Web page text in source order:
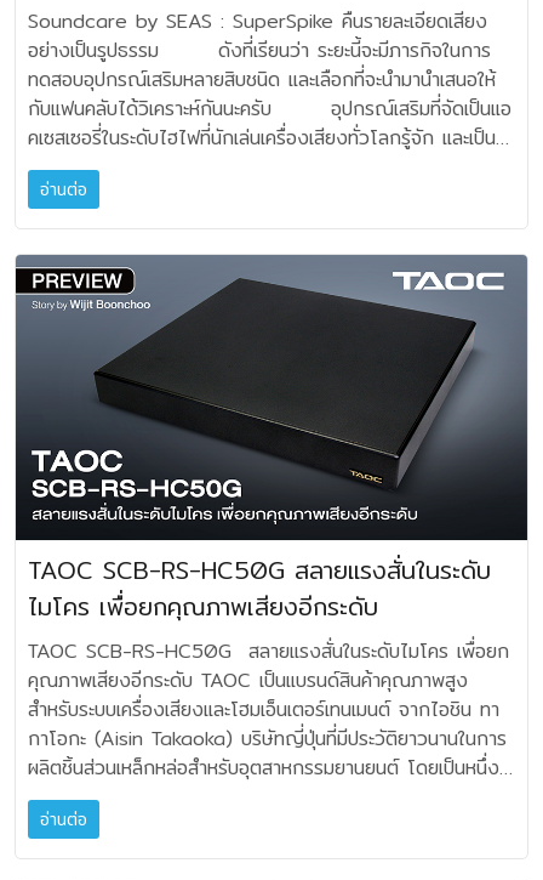
BASELINE 14 : จำนวนแกนสาย 196 เส้น ขนาดหน้าตัดสาย
2.08 mm² เป็นสายที่เหมาะสมกับระบบขนาดกลางทั่วไป และ
เหมาะกับการใช้เดินสายในระบบเครื่องเสียงมาตรฐานสูงที่ต้องการ
การควบคุมและส่งต่อพละกำลังมากขึ้น BASELINE 12 : จำนวน
แกนสาย 315 เส้น ขนาดหน้าตัดสาย 3.3 mm² เป็นสายที่เหมาะ
กับระบบที่ต้องการส่งต่อพละกำลังระดับสูง สำหรับลำโพงที่
ต้องการ การควบคุมที่ดี ให้เสียงเต็มตลอดย่าน เหมาะกับดอก
ลำโพงขนาดใหญ่ หรือลำโพงกลุ่มออดิโอไฟล์ ขนาดพื้นที่หน้าตัด
WEAVA THREAD BASELINE อาจจะดูเป็นสายพื้นๆ ไม่โดด
เด่น ไม่มีฉนวนหุ้มรอบแบบหวือหวา น่าตื่นเต้น แถมราคาก็ดูจะเบสิ
กเกินไป ระดับเมตรละ 200-600 บาท มันธรรมดาไปไหม
สำหรับบางคน.. แต่จากการทดสอบใช้งาน ถือว่าให้คุณภาพที่ดี
มาก โดยเฉพาะเมื่อเปรียบเทียบกับราคาต่อเมตรที่วางจำหน่ายละก็
ของที่มีราคาสมเหตุผลแบบนี้ ก็ไม่ใช่จะหาได้ง่ายๆ เหมือนกัน
Preview การทดสอบนี้คือผลลัพธ์ต่อการใช้งานกับซิสเต็มระ
หว่างแอมปลิไฟร์และลำโพงสองยุคสมัย คือ แอมป์คลาส D กับ
ลำโพงยุคใหม่ และแอมป์หลอดประเภท Single End กับลำโพง
ดลองสลับกันทั้งสามขนาด ข้อแนะนำ ให้สังเกตว่า สายลำโพง
เป็นเส้นคู่ ใช้ส่วนที่พิมพ์ตัวอักษรเป็นเส้นบวก (ลักษณะเป็นฉนวน
หุ้มสี่เหลี่ยม) ส่วนเส้นกลมที่ไม่มีการสกรีนอักษรเป็นเส้นลบ และ
ทริคง่ายๆ สายลำโพงชุดนี้ ไม่มีการระบุทิศทางหรือลูกศร
โดยตรง ว่าปลายเส้นทางไหนเป็นขาออกจากแอมป์ ปลายทาง
ด้านไหนเป็นขาเข้าที่ต่อกับขั้วลำโพง แต่ยึดหลักง่ายๆ คือ ใช้
ตัวอักษรที่สกรีนบนสาย ตัวสุดท้าย เป็นทางขาออกครับ คือทิศนั้น
ต่อเข้ากับลำโพง ผลสรุปคุณภาพเสียงที่ได้ ผมว่าน่าพอใจมาก
ครับ สายทั้งสามโมเดล ให้เสียงโดยรวมออกแฟลต อิ่มสะอาด
เปิดโปร่งพองาม เข้าลักษณะ Natural Sound แม้จะเป็นสาย
ขนาดพื้นที่หน้าตัดพื้นฐาน แต่สามารถให้ความถี่เสียงครบถ้วน ที่
เสียงระดับมิดเอ็นด์ขึ้นไปควรต้องมี ไม่ใช่เพียงแค่เสียงที่สะอาด
เต็มไปด้วยรายละเอียดที่ดีงามนะครับ ความแข็งแรงของ
โครงสร้างที่ออกแบบมาในลักษณะ Heavy Duty เช่นนี้ ให้
ความปลอดภัยไร้กังวลด้วยครับ เมื่อมีการจัดการระบบต้นทางไฟ
ที่ดี อุปกรณ์เครื่องเสียงที่เราใช้อยู่จะได้เปล่งศักยภาพของมัน
ออกมาอย่างเต็มที่ ความเอาใจใส่ของแต่ละท่านอาจจะไม่เท่ากันใน
เรื่องนี้ แต่ด้วยประสบการณ์ของผม อยากจะขอบอกว่าความ
บริสุทธิ์ของต้นทางนั้นคือที่สิ่งที่สำคัญที่สุด การลงทุนด้วยปัจจัย
ที่สมเหตุผลเช่นนี้ คุณค่าที่ได้รับกลับมา ย่อมรู้สึกได้จากความอิ่ม
เอมในอารมณ์ดนตรีที่ครบถ้วนมากยิ่งกว่าเดิมอย่างชัดเจน นี่และ
คือความบริสุทธิ์ของเสียงที่ได้มาจากการใช้งานอุปกรณ์ Clef
PowerBRIDGE-EX 20A ครับ Clef PowerBRIDGE-EX
20A ราคา 19,800.- บาท สนใจสอบถามรายละเอียดเพิ่มเติม
ได้ที่ Clef Audio Co., Ltd. โทร. 0-2932-5981
เหนี่ยวนำ หมายถึงความสามารถในการต้านการเปลี่ยนแปลงของ
กระแสไฟหรือการสร้างสนามแม่เหล็ก สายที่ดีต้องมีความพอ
เหมาะพอดี หรือสมดุล อีกเรื่องหนึ่งคือ Propagation Speed
ความเร็วการแพร่กระจายสัญญาณ คือความเร็วที่สัญญาณแพร่
ขยาย หรือเดินทางผ่านตัวกลาง ซึ่งมักจะช้ากว่าความเร็วแสงใน
ของฉนวนที่เลือกใช้ด้วย สิ่งเหล่านี้ ส่งผลต่อ Phase และ Time
alignment Tellurium Q มีความพยายามขั้นสูงสุดสำหรับการ
ลดไมโครดิสทอร์ชั่นของ Waveform (ความดังและความถี่เสียง
ที่เกิดขึ้นในแต่ละช่วง) ด้วยหลักการที่ว่า ถ้าสัญญาณความถี่
ของเสียงดนตรีถึงหูผู้ฟังพร้อมกัน ปราศจากความผิดเพี้ยนแม้
เล็กน้อย ก็จะทำให้คุณภาพเสียงนั้นมีความสมบูรณ์ยิ่งขึ้น อัน
เนื่องมาจากสัญญาณดนตรีมีข้อมูลเล็ก ละเอียดหยุมหยิมมาก
เช่น เสียงของเครื่องดนตรี เสียงก้องสะท้อนของห้อง รวมถึง
เอ็มเบี้ยนของสตูดิโอ จะผสมผสานกันและกัน การส่งสัญญาณ
จากต้นทางไปยังปลายทางนั้น ในอุดมคติก็คือสัญญาณทั้งสอง
จะต้องส่งผ่านด้วยความรวดเร็วหรือมีความมีความรู้สึกที่ใกล้ชิด
หรือลัดสั้นที่สุด สายของ TQ จะพัฒนาทุกองค์ประกอบ จากรุ่นสู่
รุ่น เพื่อให้สายสัญญาณมีคุณภาพดียิ่งขึ้นในทุกครั้งที่มีการ
อัพเกรด สายสัญญาณในรุ่นพัฒนาปรับปรุงใหม่ในซีรีส์ Silver
lll นั้น ก้าวข้ามความเบี่ยงเบนผิดเพี้ยน ด้วยการปรับโครงสร้าง
สายอย่างเข้มงวด และจะต้องมีการนำมาทดสอบฟัง แล้วปรับอีก
หลายครั้ง จนได้ผลลัพธ์ที่ดีที่สุด Tellurium Q Silver lll
ออกแบบเพื่อบรรลุถึง: 1. การลด Phase Distortion ความผิด
เพี้ยนทางเฟส 2. รักษา Time domain accuracy ช่วงเวลาที่
ตรงต้องต่อความจริง 3. ควบคุม Geometry และ Electrical
interaction 4. ลด Micro distortion ของ Waveform 5.
ทางทีมวิศวกรจะใช้แนวทางการฟังจริง ร่วมกับการวัดผลทาง
ห้อง Lab ดังนั้นสาย Tellurium Q Silver III จะให้เวทีเสียงที่
ลึก จุดตำแหน่งดนตรีหรือ Image แจ่มกระจ่าง รวมถึงให้โทน
รบกวนได้ แม้ในระบบที่ปรับแต่งมาอย่างละเอียดที่สุด ด้วยการ
เคลื่อนไหวเพียงเล็กน้อยเหล่านี้สามารถกระตุ้นให้เกิดการสั่น
สะเทือนทางกายภาพ และมีผลทางอ้อมในการสร้างสัญญาณ
ไฟฟ้าที่ไม่ต้องการ ภายในส่วนประกอบที่ไวต่อการสั่นสะเทือนนั้น
ด้วย อุปกรณ์ขารอง StackAudio AUVA EQ ได้รับการ
ออกแบบมาเพื่อแยกอุปกรณ์เครื่องเสียงให้ออกจากแรงสั่น
สะเทือนทั้งภายในและภายนอก ไม่ใช่เพื่อเปลี่ยนเสียง แต่เพื่อช่วย
ให้อุปกรณ์ทำงานได้อย่างเต็มศักยภาพ ทุกองค์ประกอบของ
การออกแบบได้ศึกษาข้อมูลจากการวัด การสร้างแบบจำลองทาง
คณิตศาสตร์ในห้องแล็บ และการฟังอย่างละเอียด เพื่อให้มั่นใจถึง
ประสิทธิภาพที่ทั้งถูกต้องตามหลักเทคนิคด้านกลศาสตร์และมีความ
หมายทางดนตรี เทคโนโลยีที่ผสานรวมกันระหว่าง AUVA และ
CSA จะสร้างระบบแยกแรงสั่นสะเทือนที่สมดุลอย่างเป็น
เอกลักษณ์ เพื่อเผยให้เห็นศักยภาพที่มากขึ้นของระบบไฮไฟของ
แตกต่างกัน AUVA โครงสร้างหลักที่เป็นบอดี้โลหะอลูมินั่ม
จะจัดการกับแรงสั่นสะเทือนภายในที่ต้นกำเนิด เมื่อเกิดแรงสั่น
สะเทือนจากไวเบรชั่นเล็กจากตัวเครื่องเสียง หรือการสั่นจาก
ภายนอก โดยใช้อนุภาคโลหะเล็กๆ ที่เป็นลูกปืนจิ๋วขนาดเม็ดทราย
เมื่ออนุภาคเคลื่อนที่และชนกัน พลังงานจะถูกแปลงให้เป็นความ
ร้อนและสลายไปอย่างรวดเร็ว ซึ่งจะช่วยขจัดเสียงรบกวนก่อนที่
จะส่งผลกระทบต่อเสียง เปรียบเทียบให้เห็นภาพชัดคือ เหมือนกับ
การปล่อยลูกบอลบนพื้นผิวแข็ง มันจะกระเด้ง แต่ถ้าตกลงในใน
บ่อทราย มันจะหยุดทันที ในขณะที่ CSA ที่เป็นลักษณะยางซิลิโคน
ส่วนล่าง ที่มีแชมเบอร์ จะจัดการพลังงานสั่นสะเทือนที่ส่งผลมาจ
จากพื้นผิวด้านล่าง ด้วยการแยกออกด้วยการดูดซับแรงไม่ให้ส่ง
ที่สมบูรณ์ยิ่งขึ้น โดยมุ่งเป้าไปยังเส้นทางการสั่นสะเทือนและ
ความถี่หลายเส้นทาง เพื่อสร้างสภาพแวดล้อมที่สงบ และควบคุม
Soundcare by SEAS : SuperSpike คืนรายละเอียดเสียงอย่างเป็นรูปธรรม ดังที่เรียนว่า ระยะนี้จะมีภารกิจในการทดสอบอุปกรณ์เสริมหลายสิบชนิด และเลือกที่จะนำมานำเสนอให้กับแฟนคลับได้วิเคราะห์กันนะครับ อุปกรณ์เสริมที่จัดเป็นแอคเซสเซอรี่ในระดับไฮไฟที่นักเล่นเครื่องเสียงทั่วโลกรู้จัก และเป็นอีกมาตรฐานหนึ่งที่ออดิโอไฟล์ในยุโรปนิยมกันมากนั่นก็คือ Soundcare by SEAS Soundcare by SEAS หนึ่งในแบรนด์อุปกรณ์เสริมเครื่องเสียงระดับ Hi-Fi โดยเฉพาะเอกลักษณ์ของ “SuperSpike” ถือกำเนิดขึ้นมาเมื่อประมาณปี 1996 ด้วยแนวคิดจากนักเล่นเครื่องเสียงนอร์เวย์ โดยคุณ Terje Borgen โดยเขาพบว่าสไปก์แบบเดือยแหลมให้เสียงดีจริง แต่ก็มักจะมีปัญหาในเรื่องของการทำให้พื้นและเฟอร์นิเจอร์เสียหาย จึงเกิดแนวคิดออกแบบสไปก์ในรูปทรงที่ไม่ทำให้พื้นห้องเสียหายและยังคงเสริมการซับแรงสั่นสะเทือนได้ดีอีกด้วย ช่วงแรกอุปกรณ์ชิ้นนี้ถือเป็นงานฮอบบี้ควบคู่กับงานประจำของผู้ก่อตั้งในช่วงแรก มากกว่าที่จะนำออกมาขายอย่างจริงจัง ต่อมาในปี 2017 ผู้บริหาร SEAS ให้ความสนใจและรับมาผลิต รวมถึงจัดจำหน่ายในมาตรฐานอุตสาหกรรมไฮไฟ และเปิดตัวสู่สาธารณะครั้งแรกที่งาน IFA Berlin ปี 2000 ปัจจุบัน Soundcare ถูกจำหน่ายออกไปมากกว่า 50 ประเทศทั่วโลก มีกำลังการผลิตประมาณ 1 ล้านชิ้นต่อปี ชิ้นส่วนทั้งหมดผลิตในนอร์เวย์ โดยผู้ก่อตั้งยังคงทำหน้าที่ที่ปรึกษาทางด้านเทคนิคการออกแบบและด้านธุรกิจ โดยมีสินค้าตัวชูโรงคือ Superspike ที่มีอยู่ 3 รูปแบบ • Type 1 Soundcare SuperSpike - Self Adhesive Standard Model เป็นลักษณะขารอง ที่ไม่มีเกลียว ใช้วางใต้เครื่องโดยตรงแทนขารอง สำหรับวางรองใต้เครื่องแอมป์ CD player, DAC, Streamer หรือ Rack • Type 2 เป็นรุ่นที่มีเกลียว เรียกว่า Soundcare SuperSpike - Threaded Model M แบ่งเป็นขนาดมาตรฐานของ Spike คือ M6 / M8 ใช้สำหรับแทน Spike เดิมของลำโพง ลักษณะมีเกลียวที่หมุนเข้าฐานลำโพงหรือขาตั้งลำโพงได้เลย นี่คือรุ่นที่ได้รับความนิยมที่สุด ซึ่งผมก็ได้รับมาทดสอบพร้อมกันทั้งสอง Type ใช้วางรองใต้เครื่อง และรุ่นที่เป็นเกลียวก็จะใช้กับขาตั้งลำโพง • Type 3 Electronic Foot จะคล้ายกับ Type 1 หรือ Self Adhesive Standard แต่จะเป็นลักษณะหัวกลับลง ซึ่งยังไม่มีการสั่งนำเข้ามาในขณะนี้ อีกส่วนหนึ่งทางโรงงาน SEAS ผลิตสำหรับ OEM หรือติดมากับลำโพงจากโรงงาน เรียกว่า SuperSpike for Loudspeaker เทคนิคในการออกแบบ ช่วยป้องกันรอยขีดข่วน ลดแรงสั่นสะเทือน (Mechanical vibration isolation) ยึดแนวคิดเรียบง่ายแต่ลึกมากในเชิงวิศวกรรม แตกต่างจาก Spike แบบดั้งเดิมที่ต้องมีจานรองรับที่ติดตั้งยากมีอัตราเสี่ยงล้มหรือทำให้พื้นเสียหาย หลักการออกแบบเชิงเทคนิคมี 3 ขั้นตอนพร้อมกันคือ 1. การระบายแรงสั่น (Energy Drain) เพราะเมื่อดอกลำโพงทำงาน จะเกิดอาการสั่นของตู้ พลังงานส่วนเกินรวมถึงไมโครเรโซแนนซ์จากเครื่อง เพราะถ้าวางลำโพงบนพื้นตรงๆ พลังงานนี้จะ สะท้อนกลับเข้าตู้มีผลให้เบสบวม เสียงกลางขุ่น เวทีเสียงไม่นิ่ง SuperSpike ทำหน้าที่เหมือนการระบายแรงสั่นทางเดียว ส่งพลังงานลงพื้น แต่ลดการสะท้อนกลับ 2. ควบคุมพื้นที่หน้าสัมผัสของอุปกรณ์เครื่องเสียง (Controlled Contact Area) เพราะ Spike ปกติมีข้อดีตรงจุดสัมผัสเล็กมากก็จริง แต่ปัญหาคือความไม่มั่นคงและเลื่อนไถลได้ง่าย Soundcare Superspike ออกแบบให้มีเข็มแหลมโลหะแข็งตรงกลาง และประกอบด้วยเฮ้าส์ซิ่งครอบรอบนอก 3. ระบบตัดการเคลื่อนไหวระดับไมโคร Micro-Movement Suppression) สิ่งที่หลายคนไม่รู้ก็คือลำโพง “ขยับ” ตลอดเวลาในระดับไมครอน การเคลื่อนตัวที่เล็กมากนี้ทำให้จุดตำแห่งอิมเมจฟุ้ง โฟกัสเสียงบางส่วนหายไป SuperSpike ช่วยลด Micro rocking motion ทำให้ภาพพจน์เสียง เหมือนการล็อกตำแหน่งชิ้นดนตรีให้นิ่งขึ้น และที่น่าสนใจคือแบรนด์ยุโรปจำนวนมากเลือกใช้ OEM เพราะ SuperSpike ไม่เปลี่ยน Character เดิมของลำโพงนั่นเอง ผลการทดสอบ ช่วงนี้ผมใช้เวลาในการทดสอบอุปกรณ์เสริมระบบเสียงค่อนข้างเข้มข้นอยู่พอสมควร และอุปกรณ์ Soundcare Superspike สองรูปแบบนี้ ผมใช้ระยะเวลาทดสอบจริงจังประมาณ 3 สัปดาห์ จึงได้นำผลลัพธ์มาให้ได้รับทราบกันดังต่อไปนี้ ตัว Soundcare SuperSpike - Self Adhesive Standard Model รูปแบบทรงกลมขนาด 32 มิลลิเมตร (ชุด 3 ชิ้น) แนะนำให้วางโดยคำนึงถึงความบาลานซ์ของตัวเครื่องไม่ว่าจะเป็นซีดี เพลย์เยอร์ DAC สตรีมมิ่ง หรือเครื่องขยายเสียง จุดแรกที่จะต้องพิจารณาวางรอง ก็คือตรงช่วงที่มีน้ำหนักของเครื่องถ่ายเทไปทางทิศนั้นมากที่สุด อาทิจุดตำแหน่งทรานส์ฟอร์เมอร์หรือหม้อแปลงภายในเครื่อง ซึ่งเราใช้มือช้อนด้านใต้เครื่อง ขยับๆดูก็จะพอดีรู้ว่า น้ำหนักถ่ายเทไปทางด้านไหน อีก 2 จุดถัดมาก็คือ บาลานซ์มุมอื่นเพื่อให้เครื่องมีความสเถียรมั่นคง เทคนิคขั้นสูงคือ ถ้าขารองของตัวเครื่องเสียงสามารถขันถอดออกได้ ก็ถอดออกเก็บไว้ แล้วใช้ SuperSpike - Self Adhesive Standard Model ติดด้านใต้แทน แต่ถ้าถอดออกไม่สะดวก ก็ให้ติดตั้งด้านใต้ที่ใกล้กับขารองเครื่อง สิ่งที่ไม่ควรทำอย่างยิ่งก็คือการนำเอา Self Adhesive Standard Model ไปรองซ้อนตรงจุดด้านใต้ขารองของเครื่องเสียงอีกทีนะครับ มันจะทำให้เสียงทุกเสียงออกแนว Dark หรือเสียงกลับมืดลง (ทึบ) ส่วนรุ่นที่มีเกลียว หรือ Soundcare SuperSpike - Threaded Model M นั้น ผมได้รับรุ่น M8 มาตรฐานที่ใช้สำหรับแทน Spike เดิมของลำโพง ขาตั้งลำโพง (ชั้นวาง) มาทดสอบซึ่งลักษณะมีเกลียวที่หมุนเข้าฐานลำโพง-ขาตั้งลำโพง ผมจะใช้ 8 ตัว หรือสองชุดสำหรับขาตั้งแต่ละตัวแยก ซ้ายขวา ซึ่งก็สามารถปรับเปลี่ยนใช้งานได้อย่างง่ายดาย เราก็แค่ถอดสไปก์เดือยแหลมของขาตั้งลำโพง เดิม(หรือใต้ฐานลำโพงตั้งพื้น) ออกไป จากนั้นก็นำเอาตัว Soundcare SuperSpike - Threaded Model M8 ใส่ทดแทนเข้าไปได้เลย หมุนเกลียวให้สุดทั้งสี่มุมแล้วค่อยมาปรับระดับสูงต่ำในขั้นตอนการวัดและเซ็ตอัพ การปรับเกลียวตรงนี้อาจต่างจากการใช้สไปก์แบบเดือยแหลมและจานรองเล็กน้อย เพราะว่านี่คืออุปกรณ์ที่ออกแบบโดยมีทั้งเกลียวและตัวรองอยู่ในตัวเอง ไม่ใช่แบบแยกส่วน การปรับหมุน จะต้องค่อยๆ ปรับให้ได้ศูนย์ (ควรใช้ลูกน้ำวัด) ทั้งสี่มุม ในตอนทดสอบนั้น ผมเน้นไปที่ขาตั้งลำโพงเป็นหลัก ซึ่งเราก็จะต้องใช้วิธีปรับศูนย์ของขาตั้งลำโพงให้ได้ก่อนแล้วจึงวางตู้ลำโพงด้านบนอีกที การใช้ Soundcare SuperSpike - Threaded Model M8 จะทำให้ขาตั้งลำโพงหรือลำโพงนั้นสูงขึ้นอีกประมาณ 3.5 เซนติเมตรโดยรวม การเซ็ตอัพ ปรับจูน ใช้เวลามากหรือน้อยขึ้นอยู่กับพื้นห้องจะมีความลาดเอียงสูงต่ำต่างกันแค่ไหนนั่นเอง แต่ก็ไม่ถือว่า กินเวลามากนัก ถ้าหากต้องการให้เราสามารถปรับเลื่อนขาตั้งลำโพงหรือลำโพงได้ หลังจากใส่ Soundcare SuperSpike - Threaded Model M8 เข้าไปแล้ว ก็สามารถที่จะนำเอาแผ่นสักกะหลาดกลม (แถมมาในกล่อง) แปะติดด้านใต้ได้ครับ ก็จัดว่าสะดวกดีสำหรับช่วยให้การขยับเลื่อนตำแหน่งลำโพงไปมาในการเซ็ต ทาง Soundcare SuperSpike - Threaded Model M8 ถูกออกแบบมาให้เรียบง่ายแม้ดูจากภายนอกจะไม่พิสดารหวือหวาก็ตาม บทสรุปแรก ในเรื่องของคุณภาพเสียงและการส่งผลต่อการใช้งานก็คือ ตัวรองสามจุดด้านใต้เครื่อง Soundcare SuperSpike - Self Adhesive Standard Model (ชุด 3 ชิ้น รองใต้เครื่อง) จะให้ความสมดุลในย่านความถี่มากขึ้น รับรู้ได้ถึง Image หรือโฟกัสดีขึ้นกว่าเดิม แม้กระทั่งเครื่องสตรีมมิ่ง และ DAC ก็สัมผัสได้ง่ายที่สุด คือเสียงร้องนิ่งตรงกลางเวที ให้ความรู้สึกด้านความถี่ต่ำหรือเบสกระชับขึ้น แบ็คกราวนด์เงียบขึ้น โดยเฉพาะ CD Player และปรีแอมป์จะส่งผลตรงนี้มากที่สุด ส่วนภาคขยายหรือแอมป์ทั่วไป เช่นแอมป์ คลาส A และ AB เรารู้สึกได้ถึงความสะอาดเสียงได้ดีเยี่ยมยิ่งขึ้นครับ ส่วนแอมป์แนวคลาส D ก็รู้สึกได้ถึงอิมเมจที่แจ่มกระจ่างขึ้น สิ่งที่ไว้วางใจได้คือบุคลิกแนวเสียงในซิสเต็มจะคงเดิม เพียงแต่เป็นการเพิ่มความนิ่ง และรายละเอียดดียิ่งกว่าเดิมชัดเจน แต่ต้องเรียนว่า ผมไม่แนะนำให้ใช้กับเครื่องเล่นแผ่นเสียงครับ เพราะเครื่องเล่นแผ่นเสียง ถ้าจะใช้ต้องรองใช้ถึง 4 จุด การใช้แค่ 3 จุด จะหาสมดุลได้ยากมาก อีกทั้งการสั่นไหวของรอบหมุนของมอเตอร์ พูลเล่ ซึ่งจะมีผลต่อแรงสั่นที่ค่อนข้างแรงไม่มีทางเป็นไปได้เลย ที่ Standard Model จะเหมาะกับเทิร์นเทเบิล โดยเฉพาะเครื่องเล่นแผ่นเสียงที่มีระบบสปริงหรือเครื่องเล่นแผ่นเสียงที่แพล็ตเตอร์ลอยตัวจากฐานเครื่องถือเป็นข้อห้าม แต่ถ้าเป็นเทิร์นเทเบิลแบบ Non-Suspension หรือระบบไดเร็คไดรฟ์ขนาดเล็ก “อาจจะพอได้” แต่ก็ต้องใช้ 4 จุดอยู่ดี ดังนั้นบทสรุปคือ Standard Model ควรใช้กับการรองรับใต้เครื่อง เสียง หรือชั้นวาง มากกว่าใช้กับเครื่องเล่นแผ่นเสียงโดยตรง ผลลัพธ์ด้านประสิทธิภาพ Soundcare SuperSpike - Self Adhesive Standard Model จะดีมากกับการวางรองเครื่อง CD, DAC, Pre-Amp, Power Amp, Integrated Amp และ Streaming ครับ เพราะโดยพื้นฐานนั้นทางผู้ออกแบบต้องการให้เราได้ใช้กับเครื่องแหล่งโปรแกรม และเครื่องระบบกลไก เครื่องที่มีไวเบรทจากหม้อแปลงทางอิเล็กทรอนิกส์ ซึ่งมีแรงสั่นสะเทือนน้อยๆ ประเภทไมโครไวเบรชั่นเป็นหลัก • เสียงโดยรวมคือ นิ่ง สมูท อิ่ม และรายละเอียดเสียงจะดีมากขึ้น แต่จะไม่ให้ผลด้านความไบรท์ หรือความสว่างของเสียง ดังนั้นท่านใดที่ต้องการความสะอาดเสียง ความละมุนละไม ใช้ Soundcare SuperSpike - Self Adhesive Standard Model รองใต้เครื่อง หรือแผ่นเพลทรองเครื่อง ถือว่าเหมาะมาก แต่ถ้าท่านใดต้องการเสียงที่มีความสว่างปลายเสียง สินค้าชุดนี้ก็อาจจะไม่ใช่จุดมุ่งหมายครับ บทสรุปที่สอง จากการทดสอบ ผลลัพธ์ที่ดีที่สุดจะเป็นของ Soundcare รุ่น SuperSpike Threaded Model M8 รุ่นมีเกลียวและตัวรองในตัว ที่ผมใช้แทนสไปก์ของขาตั้งลำโพง อันนี้แหละครับที่นับว่าน่าทึ่ง อาจจะเป็นเพราะลำโพงสามารถแสดงผลทางด้านคุณภาพเสียงได้มากกว่าทุกอุปกรณ์ สิ่งที่ได้จาก Threaded Model M8 คือความสะอาดเสียง ความนิ่งของจุดตำแหน่งดนตรี หรือ Image ของลำโพงจะแม่นขึ้นอย่างเห็นได้ชัด และยังรักษาฮาร์โมนิคสวยๆ ของดนตรีเอาไว้ได้อย่างมั่นคง รายละเอียดและความเป็นธรรมชาติของเสียงนั้นนับว่า “ยืนหนึ่ง” เลยครับ นี่จะอาจจะเป็นเหตุผลที่ทำให้ Threaded Model M8 ได้รับความนิยมสูงสุดของ Soundcare ซึ่งมันก็อาจจะดูว่าเป็นอุปกรณ์ที่แปลกไปกว่าสไปก์ทั่วไป ที่มักจะเป็นเดือนแหลมและมีจานรองรับ แต่ Threaded Model M8 จะมีโครงสร้างหมุดแหลมอยู่ด้านใน ส่วนด้านนอกยึดรวมมากับเฮ้าส์ซิ่งทรงกลมเป็นปลายขา Threaded Model M8 ไม่ใช่ Spike ธรรมดา แต่เป็นระบบหลายชั้น (multi-layer mechanical interface) โครงสร้างจะแบ่งเป็น 5 ส่วนหลัก 1. เหล็กกล้าชุบแข็ง ทำหน้าที่ยึดกับตัวชุดขาตั้งลำโพง เป็นทางผ่าน Vibration หลัก แรงสั่นจากเครื่องจะไหลเข้าจุดนี้ก่อน 2. แกนหลักหรือ Main Spike Core แกน Spike ใช้วัสดุสเตนเลส มีลักษณะปลายแหลมที่มุมปลาย สุด ผ่านการคำนวณมาอย่างดี เพื่อให้เกิดจุดสัมผัสแบบรวมพลังงานสั่นให้เล็กที่สุด เพิ่ม Pressure หรือแรงกดเพียงจุดเดียวต่อพื้นที่ 3. อินเตอรเฟซแดมป์ (Internal Damping Interface) เป็นสิ่งที่ทำให้ SuperSpike Threaded Standard Model M8 ต่างจาก Spike ปกติ โดยภายในจะมีโพลีเมอร์แดมปิ้งความคุมแรงสั่นระดับไมโคร ลด Ringing ของโลหะไม่ให้ Vibration สะท้อนกลับขึ้นไปที่เครื่อง 4. ส่วนครอบด้านล่าง ที่เห็นเป็นจานคือ Protective Cup Housing ที่ใช้วัสดุคอมโพสิตโพลิเมอร์ความแข็งแรงสูง ทำหน้าที่รองรับปลายสไปก์ และช่วยกระจายน้ำหนักลงไปสู่พื้น 5. ระบบสัมผัสลอยตัว (Floating Contact Micro-Gap) เป็นจุดสำคัญที่ภายในไม่ได้ล็อกแน่น 100% แต่มีการเคลื่อนตัวไมโคร-มูฟว์เม้นท์ ในระดับไมครอน ช่วยกำจัดไมโครเรโซแนนซ์ ลดแรง
อ่านต่อ
TAOC SCB-RS-HC50G สลายแรงสั่นในระดับ
ไมโคร เพื่อยกคุณภาพเสียงอีกระดับ
TAOC SCB-RS-HC50G สลายแรงสั่นในระดับไมโคร เพื่อยก
คุณภาพเสียงอีกระดับ TAOC เป็นแบรนด์สินค้าคุณภาพสูง
สำหรับระบบเครื่องเสียงและโฮมเอ็นเตอร์เทนเมนต์ จากไอชิน ทา
กาโอกะ (Aisin Takaoka) บริษัทญี่ปุ่นที่มีประวัติยาวนานในการ
ผลิตชิ้นส่วนเหล็กหล่อสำหรับอุตสาหกรรมยานยนต์ โดยเป็นหนึ่ง
ในผู้ผลิต Cast Iron เหล็กหล่อรายใหญ่และเป็นส่วนหนึ่งของ
กลุ่ม Toyota Group ซึ่งมีความเชี่ยวชาญด้านการหล่อและการ
ควบคุมแรงสั่นสะเทือนมาเป็นเวลาหลายสิบปี ในปี 1977 เริ่ม
อ่านต่อ